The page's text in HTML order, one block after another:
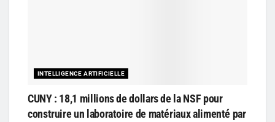
INTELLIGENCE ARTIFICIELLE
CUNY : 18,1 millions de dollars de la NSF pour
construire un laboratoire de matériaux alimenté par